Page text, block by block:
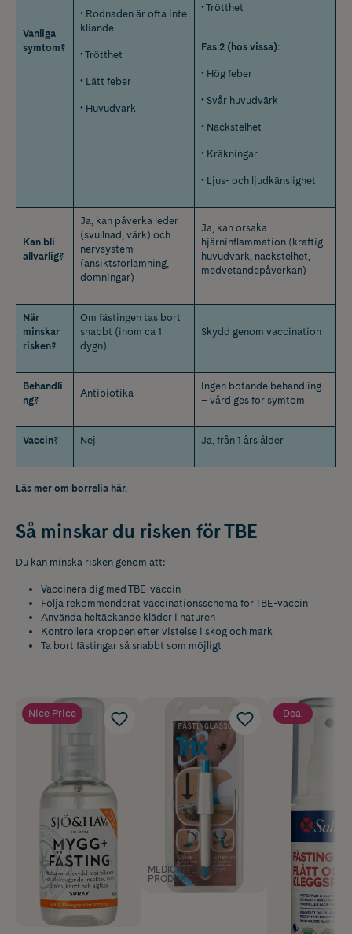
Vanliga
symtom?
• Rodnaden är ofta inte
kliande
• Trötthet
• Lätt feber
• Huvudvärk
• Trötthet
Fas 2 (hos vissa):
• Hög feber
• Svår huvudvärk
• Nackstelhet
• Kräkningar
• Ljus- och ljudkänslighet
Kan bli
allvarlig?
Ja, kan påverka leder
(svullnad, värk) och
nervsystem
(ansiktsförlamning,
domningar)
Ja, kan orsaka
hjärninflammation (kraftig
huvudvärk, nackstelhet,
medvetandepåverkan)
När
minskar
risken?
Om fästingen tas bort
snabbt (inom ca 1
dygn)
Skydd genom vaccination
Behandli
ng?
Antibiotika
Ingen botande behandling
– vård ges för symtom
Vaccin? Nej Ja, från 1 års ålder
Läs mer om borrelia här.
Så minskar du risken för TBE
Du kan minska risken genom att:
Vaccinera dig med TBE-vaccin
Följa rekommenderat vaccinationsschema för TBE-vaccin
Använda heltäckande kläder i naturen
Kontrollera kroppen efter vistelse i skog och mark
Ta bort fästingar så snabbt som möjligt
Nice Price
MEDICINTEKNISK
PRODUKT
Deal